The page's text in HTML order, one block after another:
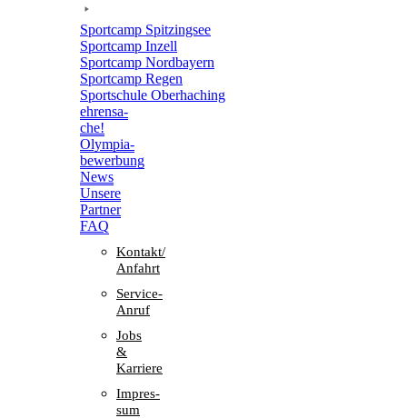
Sport­camp Spitzingsee
Sport­camp Inzell
Sport­camp Nordbayern
Sport­camp Regen
Sport­schule Oberhaching
ehren­sa­
che!
Olym­pia­
be­wer­bung
News
Unsere
Part­ner
FAQ
Kontakt/​​
Anfahrt
Service-
Anruf
Jobs
&
Karriere
Impres­
sum